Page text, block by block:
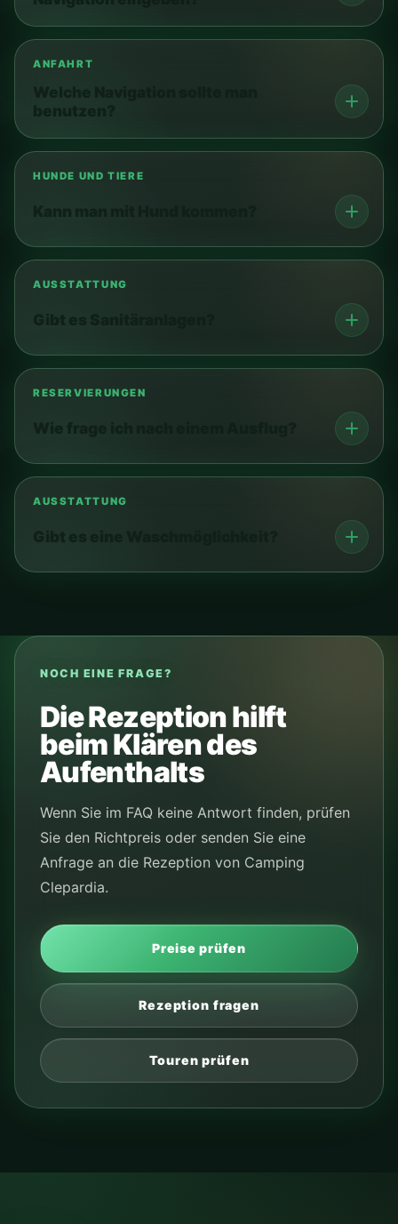
ANFAHRT
benutzen?
HUNDE UND TIERE
AUSSTATTUNG
RESERVIERUNGEN
AUSSTATTUNG
NOCH EINE FRAGE?
Die Rezeption hilft
beim Klären des
Aufenthalts
Wenn Sie im FAQ keine Antwort finden, prüfen
Sie den Richtpreis oder senden Sie eine
Anfrage an die Rezeption von Camping
Clepardia.
Preise prüfen
Rezeption fragen
Touren prüfen